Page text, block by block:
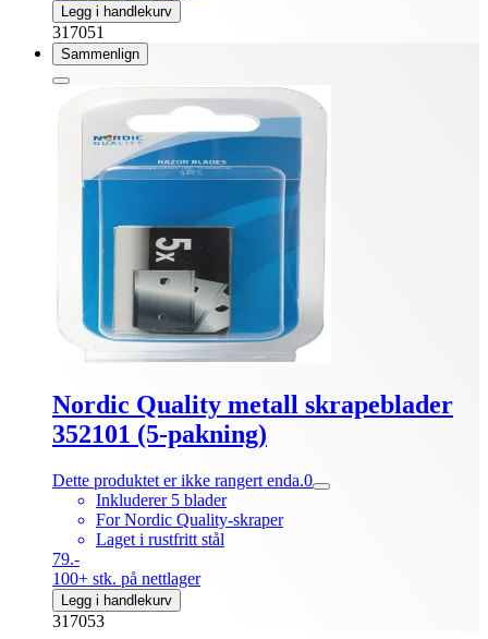
Legg i handlekurv
317051
Sammenlign
Nordic Quality metall skrapeblader
352101 (5-pakning)
Dette produktet er ikke rangert enda.0
Inkluderer 5 blader
For Nordic Quality-skraper
Laget i rustfritt stål
79.-
100+ stk. på nettlager
Legg i handlekurv
317053